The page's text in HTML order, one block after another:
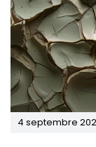
4 septembre